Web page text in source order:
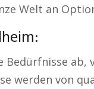
Welt an
Bedürfnisse ab,
werden von